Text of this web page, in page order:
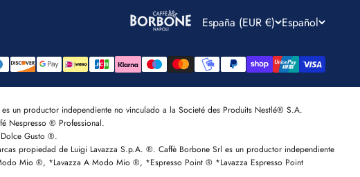
España (EUR €) Español
un productor independiente no vinculado a la Societé des Produits Nestlé® S.A.
Nespresso ® Professional.
Gusto ®.
propiedad de Luigi Lavazza S.p.A. ®. Caffè Borbone Srl es un productor independiente
Mio ®, *Lavazza A Modo Mio ®, *Espresso Point ® *Lavazza Espresso Point